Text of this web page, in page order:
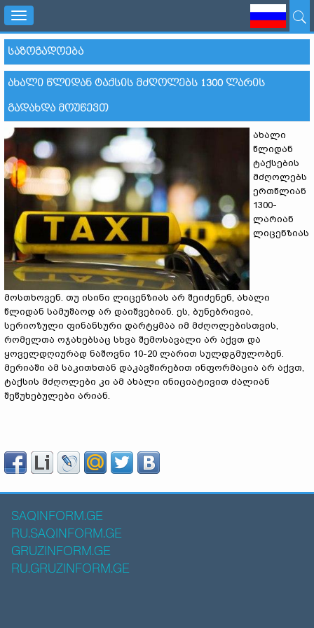
Toggle
navigation
ᲡᲐᲖᲝᲒᲐᲓᲝᲔᲑᲐ
ᲐᲮᲐᲚᲘ ᲬᲚᲘᲓᲐᲜ ᲢᲐᲥᲡᲘᲡ ᲛᲫᲦᲝᲚᲔᲑᲡ 1300 ᲚᲐᲠᲘᲡ
ᲒᲐᲓᲐᲮᲓᲐ ᲛᲝᲣᲬᲔᲕᲗ
ახალი
წლიდან
ტაქსების
მძღოლებს
ერთწლიან
1300-
ლარიან
ლიცენზიას
მოსთხოვენ. თუ ისინი ლიცენზიას არ შეიძენენ, ახალი
წლიდან სამუშაოდ არ დაიშვებიან. ეს, ბუნებრივია,
სერიოზული ფინანსური დარტყმაა იმ მძღოლებისთვის,
რომელთა ოჯახებსაც სხვა შემოსავალი არ აქვთ და
ყოველდღიურად ნაშოვნი 10-20 ლარით სულდგმულობენ.
მერიაში ამ საკითხთან დაკავშირებით ინფორმაცია არ აქვთ,
ტაქსის მძღოლები კი ამ ახალი ინიციატივით ძალიან
შეწუხებულები არიან.
SAQINFORM.GE
RU.SAQINFORM.GE
GRUZINFORM.GE
RU.GRUZINFORM.GE